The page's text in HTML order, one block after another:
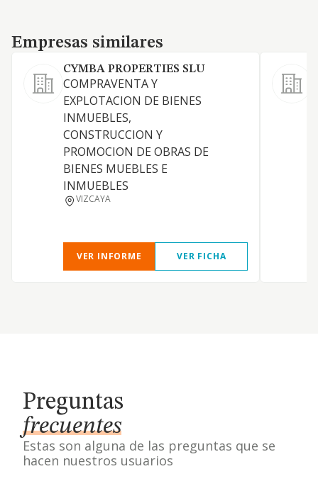
Empresas similares
Empresas similares
CYMBA PROPERTIES SLU
COMPRAVENTA Y
EXPLOTACION DE BIENES
INMUEBLES,
CONSTRUCCION Y
PROMOCION DE OBRAS DE
BIENES MUEBLES E
INMUEBLES
VIZCAYA
VER INFORME VER FICHA
Preguntas
frecuentes
Estas son alguna de las preguntas que se
hacen nuestros usuarios